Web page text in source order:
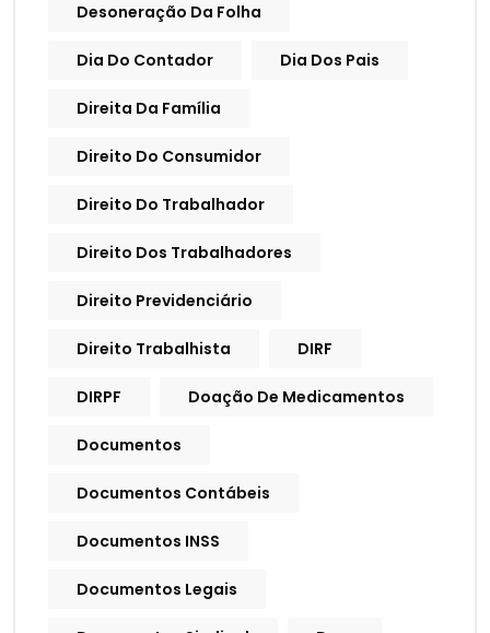
Desoneração Da Folha
Dia Do Contador Dia Dos Pais
Direita Da Família
Direito Do Consumidor
Direito Do Trabalhador
Direito Dos Trabalhadores
Direito Previdenciário
Direito Trabalhista DIRF
DIRPF Doação De Medicamentos
Documentos
Documentos Contábeis
Documentos INSS
Documentos Legais